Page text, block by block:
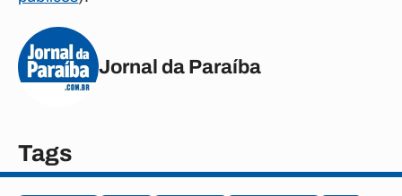
Jornal da Paraíba
Tags